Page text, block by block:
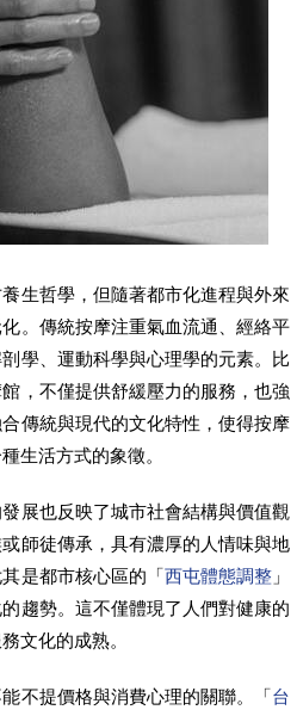
生哲學，但隨著都市化進程與外來
。傳統按摩注重氣血流通、經絡平
學、運動科學與心理學的元素。比
館，不僅提供舒緩壓力的服務，也強
傳統與現代的文化特性，使得按摩
生活方式的象徵。
展也反映了城市社會結構與價值觀
師徒傳承，具有濃厚的人情味與地
是都市核心區的「西屯體態調整 」
趨勢。這不僅體現了人們對健康的
文化的成熟。
不提價格與消費心理的關聯。「台